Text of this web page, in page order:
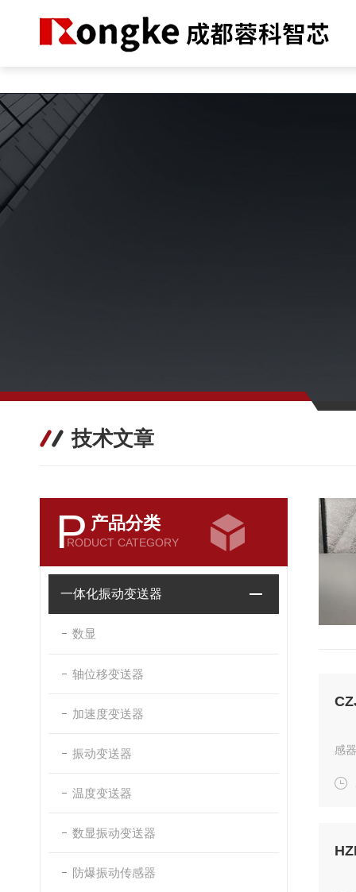
技术文章
P 产品分类
RODUCT CATEGORY
一体化振动变送器
数显
轴位移变送器
加速度变送器
振动变送器
温度变送器
数显振动变送器
防爆振动传感器
感
性